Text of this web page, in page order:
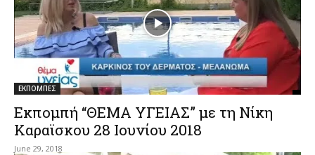
ΕΚΠΟΜΠΕΣ
Εκπομπή “ΘΕΜΑ ΥΓΕΙΑΣ” με τη Νίκη
Καραϊσκου 28 Ιουνίου 2018
June 29, 2018